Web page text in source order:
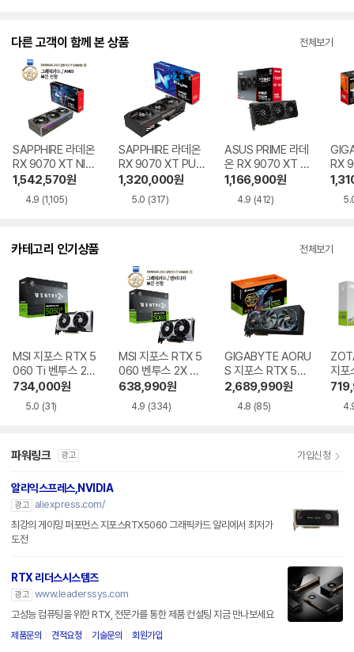
다른 고객이 함께 본 상품 전체보기
SAPPHIRE 라데온
RX 9070 XT NITR
O+ OC D6 16GB
1,542,570원
4.9 (1,105)
SAPPHIRE 라데온
RX 9070 XT PUL
SE D6 16GB
1,320,000원
5.0 (317)
ASUS PRIME 라데
온 RX 9070 XT O
C D6 16GB 대원씨
1,166,900원
4.9 (412)
RX
카테고리 인기상품 전체보기
MSI 지포스 RTX 5
060 Ti 벤투스 2X
OC 플러스 D7 8G
734,000원
5.0 (31)
MSI 지포스 RTX 5
060 벤투스 2X OC
D7 8GB
638,990원
4.9 (334)
GIGABYTE AORU
S 지포스 RTX 508
0 MASTER D7 16
2,689,990원
4.8 (85)
지
Ti
파워링크 광고 가입신청
알리익스프레스,NVIDIA
광고
aliexpress.com/
최강의 게이밍 퍼포먼스 지포스RTX5060 그래픽카드 알리에서 최저가
도전
RTX 리더스시스템즈
광고
www.leaderssys.com
고성능 컴퓨팅을 위한 RTX, 전문가를 통한 제품 컨설팅 지금 만나보세요
제품문의 견적요청 기술문의 회원가입